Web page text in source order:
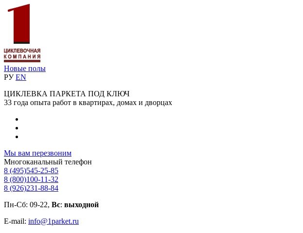
Новые полы
РУ EN
ЦИКЛЕВКА ПАРКЕТА ПОД КЛЮЧ
33 года опыта работ в квартирах, домах и дворцах
Мы вам перезвоним
Многоканальный телефон
8 (495)545-25-85
8 (800)100-11-32
8 (926)231-88-84
Пн-Сб: 09-22, Вс: выходной
E-mail: info@1parket.ru